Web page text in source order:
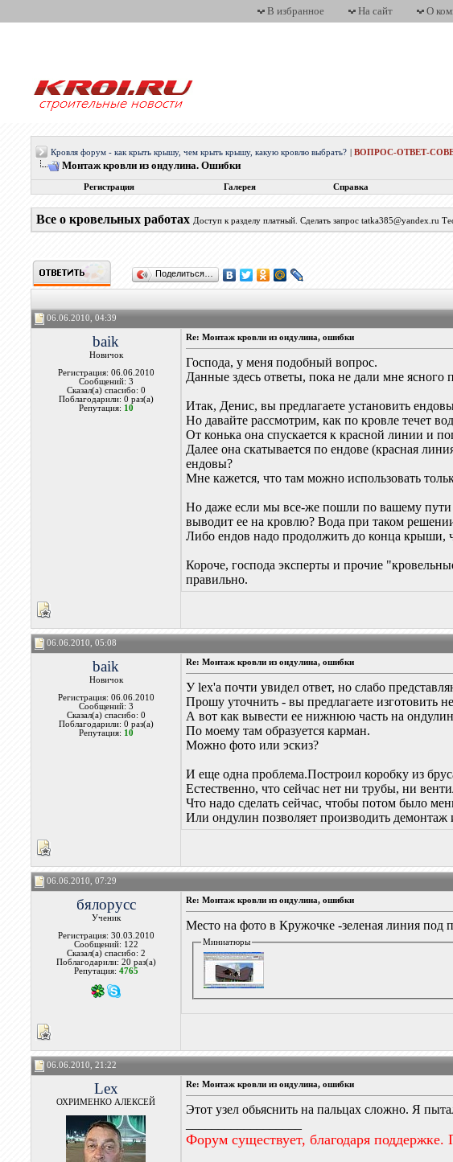
В избранное На сайт О
Кровля форум - как крыть крышу, чем крыть крышу, какую кровлю выбрать? |ВОПРОС-ОТВЕТ-
Монтаж кровли из ондулина. Ошибки
Регистрация Галерея Справка
Все о кровельных работах Доступ к разделу платный. Сделать запрос tatka385@yandex.ru
Поделиться…
06.06.2010, 04:39
baik
Новичок
Регистрация: 06.06.2010
Сообщений: 3
Сказал(а) спасибо: 0
Поблагодарили: 0 раз(а)
Репутация: 10
Re: Монтаж кровли из ондулина, ошибки
Господа, у меня подобный вопрос.
Данные здесь ответы, пока не дали мне
Итак, Денис, вы предлагаете установить
Но давайте рассмотрим, как по кровле течет
От конька она спускается к красной линии и
Далее она скатывается по ендове (красная
ендовы?
Мне кажется, что там можно использовать
Но даже если мы все-же пошли по вашему пути
выводит ее на кровлю? Вода при таком
Либо ендов надо продолжить до конца крыши,
Короче, господа эксперты и прочие
правильно.
06.06.2010, 05:08
baik
Новичок
Регистрация: 06.06.2010
Сообщений: 3
Сказал(а) спасибо: 0
Поблагодарили: 0 раз(а)
Репутация: 10
Re: Монтаж кровли из ондулина, ошибки
У lex'а почти увидел ответ, но слабо
Прошу уточнить - вы предлагаете изготовить
А вот как вывести ее нижнюю часть на
По моему там образуется карман.
Можно фото или эскиз?
И еще одна проблема.Построил коробку из
Естественно, что сейчас нет ни трубы, ни
Что надо сделать сейчас, чтобы потом было
Или ондулин позволяет производить демонтаж
06.06.2010, 07:29
бялорусс
Ученик
Регистрация: 30.03.2010
Сообщений: 122
Сказал(а) спасибо: 2
Поблагодарили: 20 раз(а)
Репутация: 4765
Re: Монтаж кровли из ондулина, ошибки
Место на фото в Кружочке -зеленая линия под
Миниатюры
06.06.2010, 21:22
Lex
ОХРИМЕНКО АЛЕКСЕЙ
Re: Монтаж кровли из ондулина, ошибки
Этот узел обьяснить на пальцах сложно. Я
Форум существует, благодаря